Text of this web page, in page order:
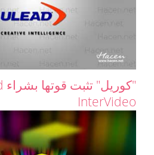
InterVideo